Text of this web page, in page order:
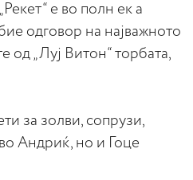
е во полн ек а
одговор на најважното
од „Луј Витон“ торбата,
за золви, сопрузи,
Андриќ, но и Гоце